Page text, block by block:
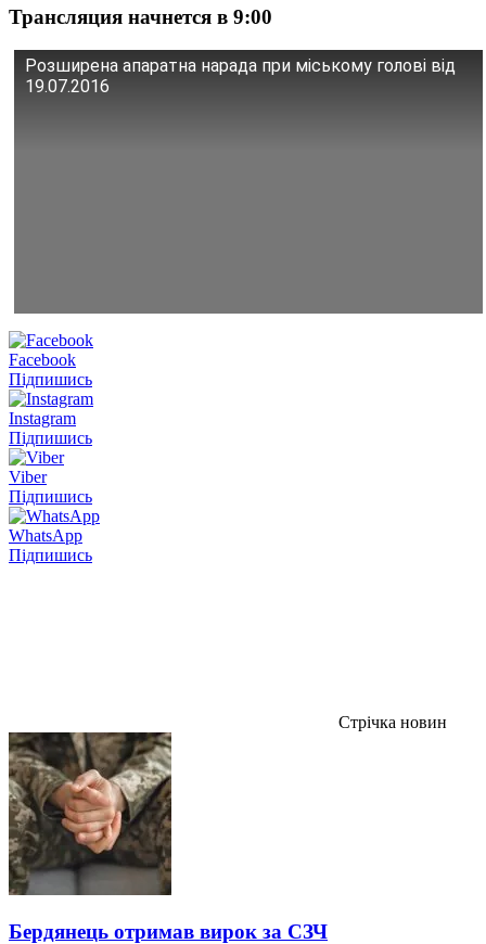
Трансляция начнется в 9:00
Розширена апаратна нарада при міському голові від
19.07.2016
Facebook
Підпишись
Instagram
Підпишись
Viber
Підпишись
WhatsApp
Підпишись
Стрічка новин
Бердянець отримав вирок за СЗЧ